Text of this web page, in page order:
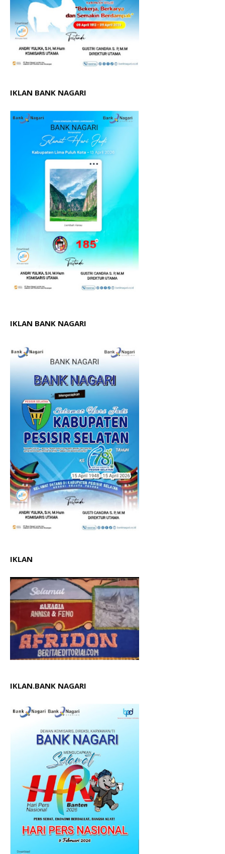
IKLAN BANK NAGARI
IKLAN BANK NAGARI
IKLAN
IKLAN.BANK NAGARI